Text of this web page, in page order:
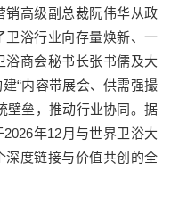
销高级副总裁阮伟华从政
卫浴行业向存量焕新、一
浴商会秘书长张书儒及大
“内容带展会、供需强撮
壁垒，推动行业协同。据
年12月与世界卫浴大
深度链接与价值共创的全